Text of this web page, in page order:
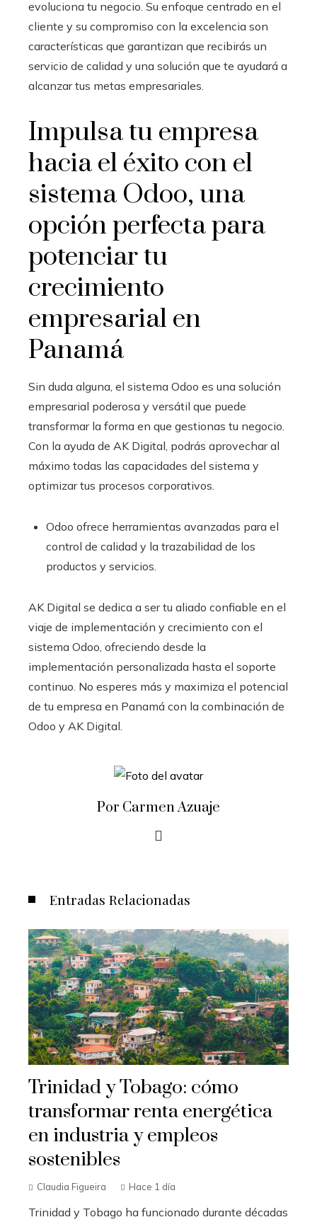
evoluciona tu negocio. Su enfoque centrado en el
cliente y su compromiso con la excelencia son
características que garantizan que recibirás un
servicio de calidad y una solución que te ayudará a
alcanzar tus metas empresariales.
Impulsa tu empresa
hacia el éxito con el
sistema Odoo, una
opción perfecta para
potenciar tu
crecimiento
empresarial en
Panamá
Sin duda alguna, el sistema Odoo es una solución
empresarial poderosa y versátil que puede
transformar la forma en que gestionas tu negocio.
Con la ayuda de AK Digital, podrás aprovechar al
máximo todas las capacidades del sistema y
optimizar tus procesos corporativos.
Odoo ofrece herramientas avanzadas para el
control de calidad y la trazabilidad de los
productos y servicios.
AK Digital se dedica a ser tu aliado confiable en el
viaje de implementación y crecimiento con el
sistema Odoo , ofreciendo desde la
implementación personalizada hasta el soporte
continuo. No esperes más y maximiza el potencial
de tu empresa en Panamá con la combinación de
Odoo y AK Digital.
Por Carmen Azuaje
Entradas Relacionadas
Trinidad y Tobago: cómo
transformar renta energética
en industria y empleos
sostenibles
Claudia Figueira Hace 1 día
Trinidad y Tobago ha funcionado durante décadas